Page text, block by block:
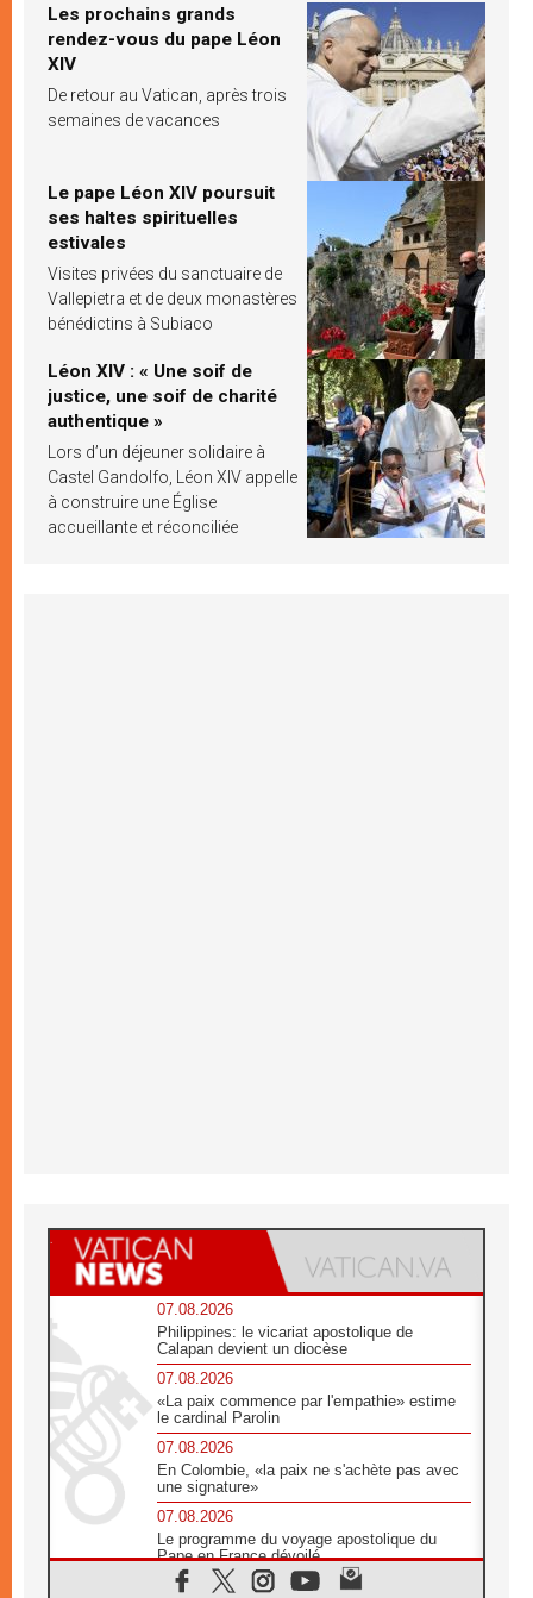
Les prochains grands
rendez-vous du pape Léon
XIV
De retour au Vatican, après trois
semaines de vacances
Le pape Léon XIV poursuit
ses haltes spirituelles
estivales
Visites privées du sanctuaire de
Vallepietra et de deux monastères
bénédictins à Subiaco
Léon XIV : « Une soif de
justice, une soif de charité
authentique »
Lors d’un déjeuner solidaire à
Castel Gandolfo, Léon XIV appelle
à construire une Église
accueillante et réconciliée
07.08.2026
Philippines: le vicariat apostolique de
Calapan devient un diocèse
07.08.2026
«La paix commence par l'empathie» estime
le cardinal Parolin
07.08.2026
En Colombie, «la paix ne s'achète pas avec
une signature»
07.08.2026
Le programme du voyage apostolique du
Pape en France dévoilé
07.08.2026